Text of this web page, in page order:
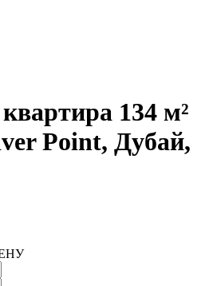
134 м²
Point, Дубай,